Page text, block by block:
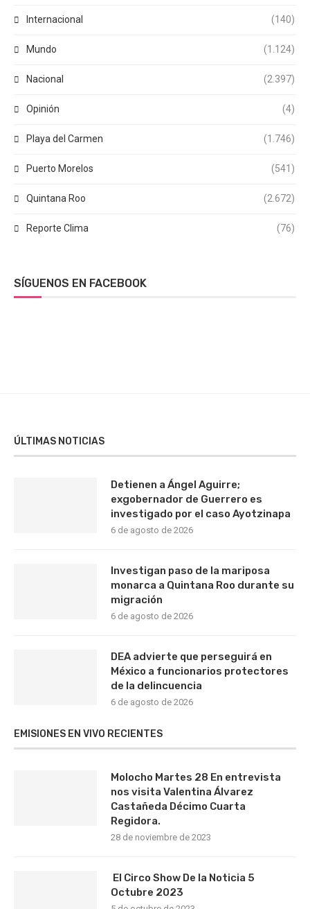
Internacional (140)
Mundo (1.124)
Nacional (2.397)
Opinión (4)
Playa del Carmen (1.746)
Puerto Morelos (541)
Quintana Roo (2.672)
Reporte Clima (76)
SÍGUENOS EN FACEBOOK
ÚLTIMAS NOTICIAS
Detienen a Ángel Aguirre;
exgobernador de Guerrero es
investigado por el caso Ayotzinapa
6 de agosto de 2026
Investigan paso de la mariposa
monarca a Quintana Roo durante su
migración
6 de agosto de 2026
DEA advierte que perseguirá en
México a funcionarios protectores
de la delincuencia
6 de agosto de 2026
EMISIONES EN VIVO RECIENTES
Molocho Martes 28 En entrevista
nos visita Valentina Álvarez
Castañeda Décimo Cuarta
Regidora.
28 de noviembre de 2023
El Circo Show De la Noticia 5
Octubre 2023